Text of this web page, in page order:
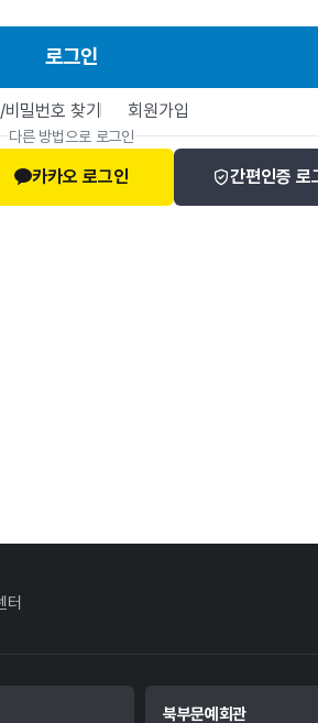
로그인
비밀번호 찾기 회원가입
다른 방법으로 로그인
카카오 로그인 간편인증 로
터
북부문예회관